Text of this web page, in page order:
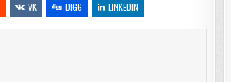
VK DIGG LINKEDIN